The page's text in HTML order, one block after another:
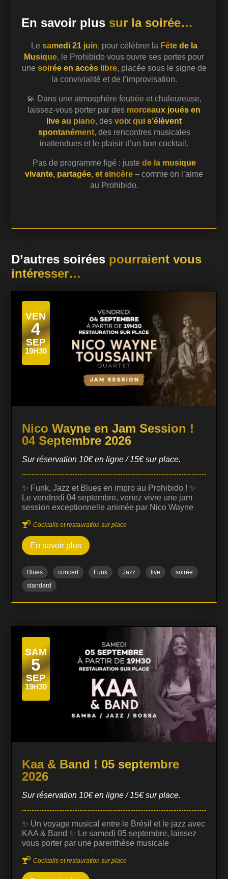
En savoir plus sur la soirée…
Le samedi 21 juin, pour célébrer la Fête de la
Musique, le Prohibido vous ouvre ses portes pour
une soirée en accès libre, placée sous le signe de
la convivialité et de l’improvisation.
💫 Dans une atmosphère feutrée et chaleureuse,
laissez-vous porter par des morceaux joués en
live au piano, des voix qui s’élèvent
spontanément, des rencontres musicales
inattendues et le plaisir d’un bon cocktail.
Pas de programme figé : juste de la musique
vivante, partagée, et sincère – comme on l’aime
au Prohibido.
D’autres soirées pourraient vous
intéresser…
VEN
4
SEP
19H30
Nico Wayne en Jam Session !
04 Septembre 2026
Sur réservation 10€ en ligne / 15€ sur place.
✨ Funk, Jazz et Blues en impro au Prohibido ! ✨
Le vendredi 04 septembre, venez vivre une jam
session exceptionnelle animée par Nico Wayne
son univers musical riche et sa maîtrise du jazz,
funk et blues. Cette jam session est ouverte à tous
les musiciens et passionnés, dans une ambiance
conviviale et dynamique. C’est l’occasion de
découvrir des improvisations uniques, où le
dialogue musical entre les artistes crée des
moments intenses et spontanés. 🎶 Musiciens et
chanteurs : Prêts à monter sur scène ? L'entrée
vous est offerte sur inscription via le formulaire…
 Cocktails et restauration sur place
En savoir plus
Blues concert Funk Jazz live
soirée
standard
SAM
5
SEP
19H30
Kaa & Band ! 05 septembre
2026
Sur réservation 10€ en ligne / 15€ sur place.
✨ Un voyage musical entre le Brésil et le jazz avec
KAA & Band ✨ Le samedi 05 septembre, laissez
vous porter par une parenthèse musicale
Jazz Club Biarritz, en compagnie de Kaa,
chanteuse à la voix puissante, délicate et
 Cocktails et restauration sur place